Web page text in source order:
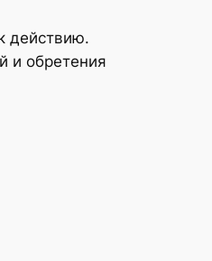
действию.
и обретения